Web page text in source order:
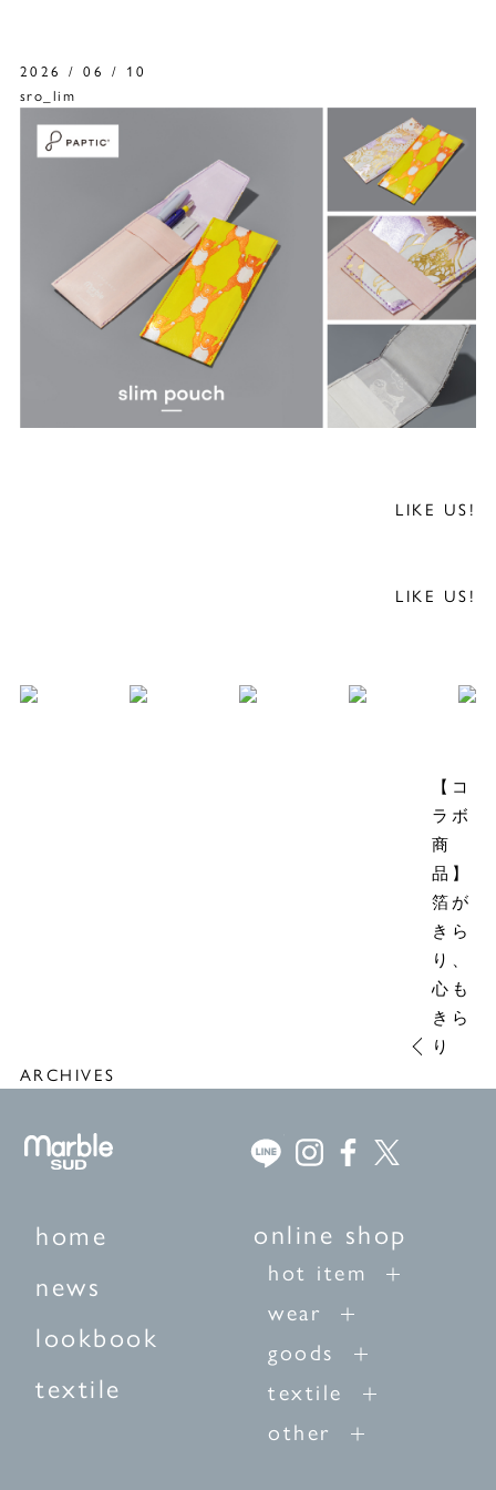
2026 / 06 / 10
sro_lim
LIKE US!
LIKE US!
【コ
ラボ
商
品】
箔が
きら
り、
心も
きら
り
ARCHIVES
home
news
lookbook
textile
online shop
hot item
wear
goods
textile
other